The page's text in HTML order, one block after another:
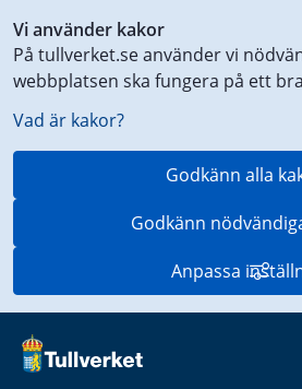
Vi använder kakor
På tullverket.se använder vi
webbplatsen ska fungera på ett
Vad är kakor?
Godkänn alla
Godkänn
Anpassa
till
innehåll
på
aktuell